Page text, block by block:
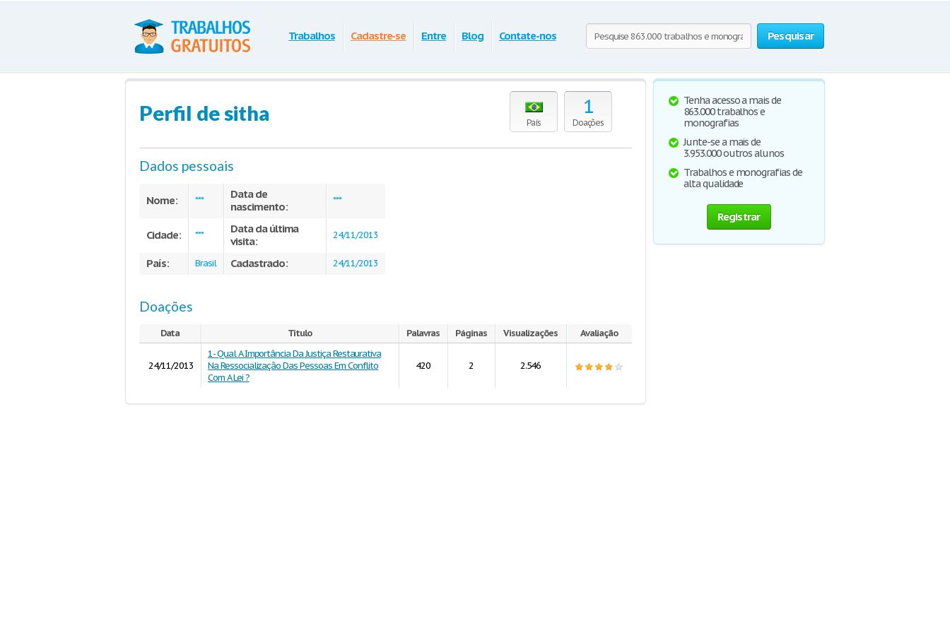
Pesquisar
Trabalhos Cadastre-se Entre Blog Contate-nos
País
1
Doações
Perfil de sitha
Dados pessoais
Nome: ***
Data de
nascimento:
***
Cidade: ***
Data da última
visita:
24/11/2013
País: Brasil Cadastrado: 24/11/2013
Doações
Data Título Palavras Páginas Visualizações Avaliação
24/11/2013
1- Qual A Importância Da Justiça Restaurativa
Na Ressocialização Das Pessoas Em Conflito
Com A Lei ?
420 2 2.546
Tenha acesso a mais de
863.000 trabalhos e
monografias
Junte-se a mais de
3.953.000 outros alunos
Trabalhos e monografias de
alta qualidade
Registrar